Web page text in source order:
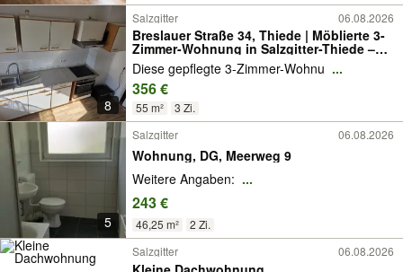
8
Salzgitter 06.08.2026
Breslauer Straße 34, Thiede | Möblierte 3-
Zimmer-Wohnung in Salzgitter-Thiede –
Einziehen und wohlfühlen!
Diese gepflegte 3-Zimmer-Wohnu ...
356 €
55 m² 3 Zi.
5
Salzgitter 06.08.2026
Wohnung, DG, Meerweg 9
Weitere Angaben: ...
243 €
46,25 m²
2 Zi.
Salzgitter
06.08.2026